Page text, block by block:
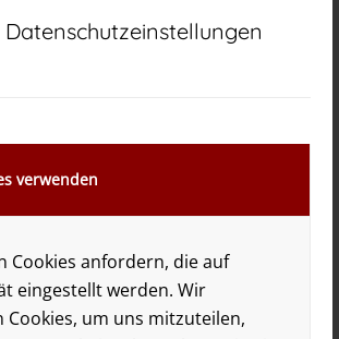
verwenden
Cookies anfordern, die auf
eingestellt werden. Wir
Cookies, um uns mitzuteilen,
eingestellt
Sommerfestspielen
an den 100.
Komponisten.